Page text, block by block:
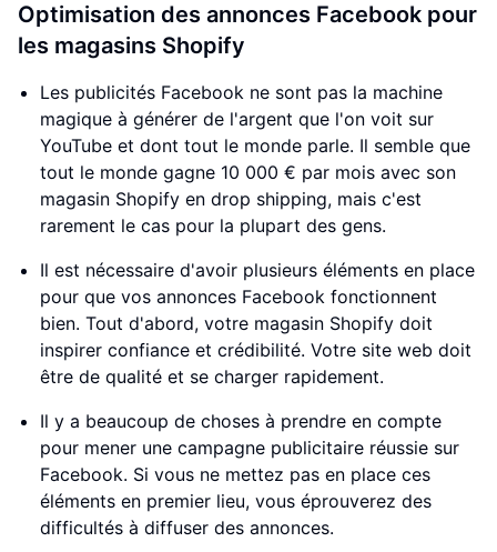
Optimisation des annonces Facebook pour
les magasins Shopify
Les publicités Facebook ne sont pas la machine
magique à générer de l'argent que l'on voit sur
YouTube et dont tout le monde parle. Il semble que
tout le monde gagne 10 000 € par mois avec son
magasin Shopify en drop shipping, mais c'est
rarement le cas pour la plupart des gens.
Il est nécessaire d'avoir plusieurs éléments en place
pour que vos annonces Facebook fonctionnent
bien. Tout d'abord, votre magasin Shopify doit
inspirer confiance et crédibilité. Votre site web doit
être de qualité et se charger rapidement.
Il y a beaucoup de choses à prendre en compte
pour mener une campagne publicitaire réussie sur
Facebook. Si vous ne mettez pas en place ces
éléments en premier lieu, vous éprouverez des
difficultés à diffuser des annonces.